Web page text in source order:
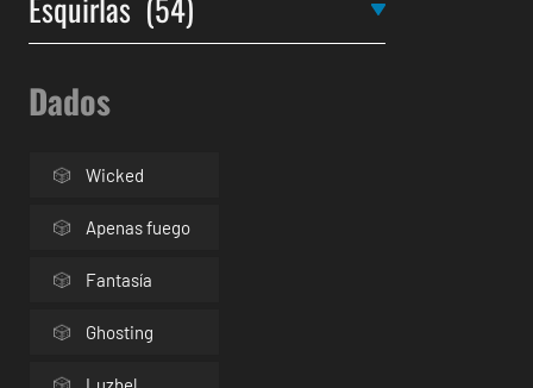
Dados
Wicked
Apenas fuego
Fantasía
Ghosting